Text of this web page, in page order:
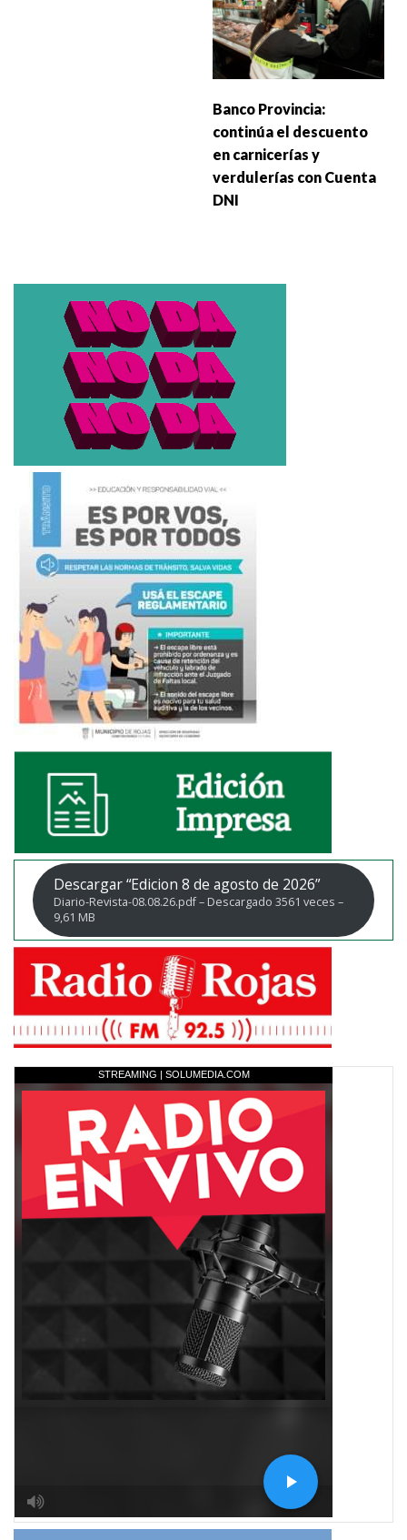
Banco Provincia:
continúa el descuento
en carnicerías y
verdulerías con Cuenta
DNI
Descargar “Edicion 8 de agosto de 2026”
Diario-Revista-08.08.26.pdf – Descargado 3561 veces –
9,61 MB